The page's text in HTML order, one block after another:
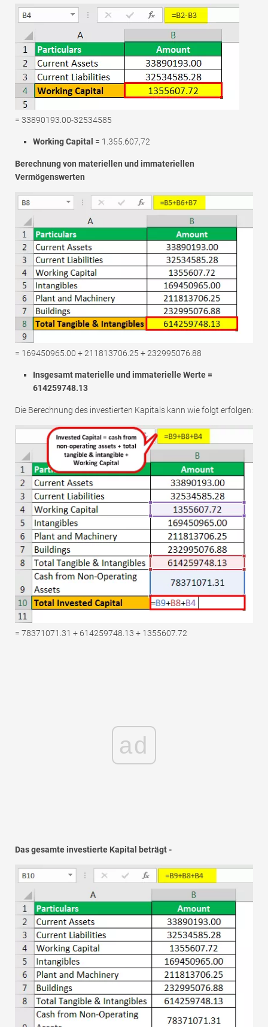
= 33890193.00-32534585
Working Capital = 1.355.607,72
Berechnung von materiellen und immateriellen
Vermögenswerten
= 169450965.00 + 211813706.25 + 232995076.88
Insgesamt materielle und immaterielle Werte =
614259748.13
Die Berechnung des investierten Kapitals kann wie folgt erfolgen:
= 78371071.31 + 614259748.13 + 1355607.72
ad
Das gesamte investierte Kapital beträgt -